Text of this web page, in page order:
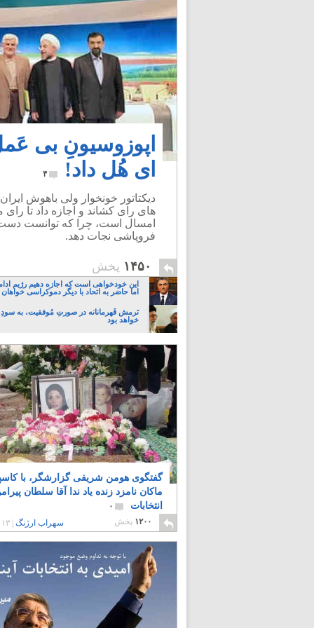
اپوزوسیونِ بی
ای هُل داد!
۴
دیکتاتور خونخوار ولی باهوش
های رای کشاند و اجازه داد تا
امسال است، چرا که توانست دست
فروپاشی نجات دهد.
۱۴۵۰ پخش
این خودخواهی است که اجازه دهیم رژیم
اما حاضر به اتحاد با دیگر دموکراسی خواهان
نَرمش قَهرمانانه در صورتِ مُوفقیت، به سودِ
خواهد بود
گفتگوی هومن شریفی گزارشگر، با
ماکان نامزد زنده یاد ندا آقا سلطان
انتخابات
۰
۱۲۰۰ پخش سهراب ارژنگ |۱۳ سال پیش